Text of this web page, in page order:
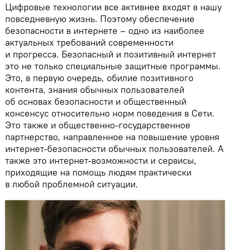
Цифровые технологии все активнее входят в нашу
повседневную жизнь. Поэтому обеспечение
безопасности в интернете – одно из наиболее
актуальных требований современности
и прогресса. Безопасный и позитивный интернет
это не только специальные защитные программы.
Это, в первую очередь, обилие позитивного
контента, знания обычных пользователей
об основах безопасности и общественный
консенсус относительно норм поведения в Сети.
Это также и общественно-государственное
партнерство, направленное на повышение уровня
интернет-безопасности обычных пользователей. А
также это интернет-возможности и сервисы,
приходящие на помощь людям практически
в любой проблемной ситуации.